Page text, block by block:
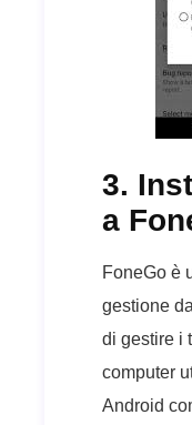
3.
a
FoneGo è
gestione
di gestire i
computer
Android